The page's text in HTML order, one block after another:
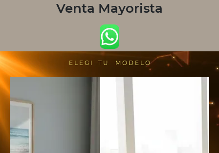
Venta Mayorista
E L E G I T U M O D E L O